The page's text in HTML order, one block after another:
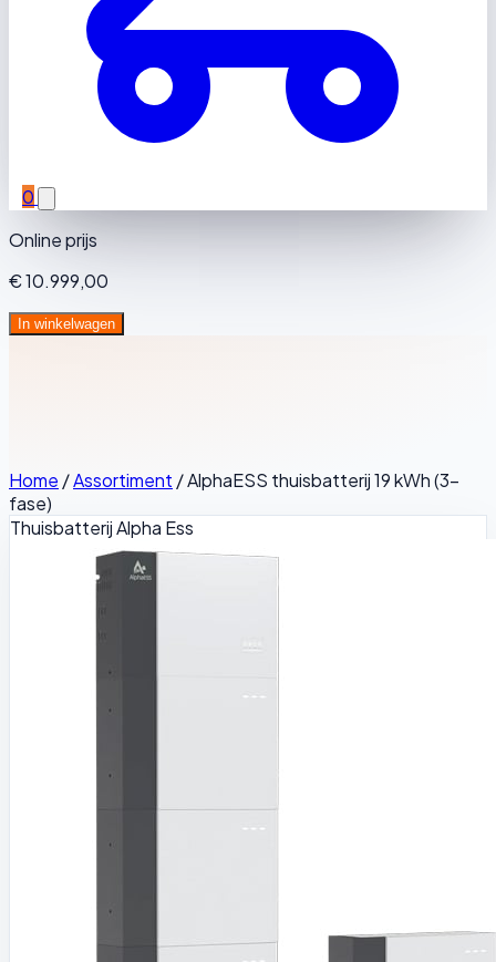
0
Online prijs
€ 10.999,00
In winkelwagen
Home /Assortiment /AlphaESS thuisbatterij 19 kWh (3-
fase)
ThuisbatterijAlpha Ess